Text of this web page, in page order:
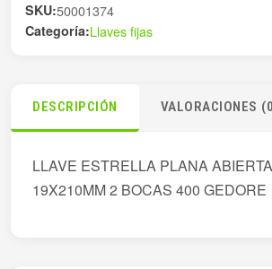
cantidad
SKU:50001374
Categoría:Llaves fijas
DESCRIPCIÓN VALORACIONES
LLAVE ESTRELLA PLANA
19X210MM 2 BOCAS 400 GEDORE